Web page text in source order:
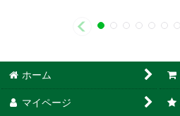
ホーム
マイページ